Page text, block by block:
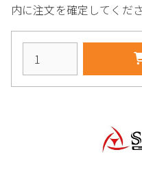
内に注文を確定してくださ